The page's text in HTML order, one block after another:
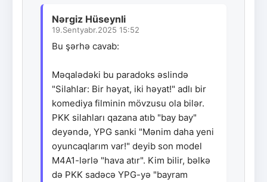
Nərgiz Hüseynli
19.Sentyabr.2025 15:52
Bu şərhə cavab:
Məqalədəki bu paradoks əslində
"Silahlar: Bir həyat, iki həyat!" adlı bir
komediya filminin mövzusu ola bilər.
PKK silahları qazana atıb "bay bay"
deyəndə, YPG sanki "Mənim daha yeni
oyuncaqlarım var!" deyib son model
M4A1-lərlə "hava atır". Kim bilir, bəlkə
də PKK sadəcə YPG-yə "bayram